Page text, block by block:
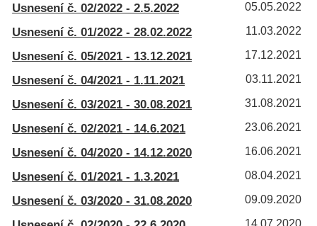
05.05.2022
Usnesení č. 02/2022 - 2.5.2022
11.03.2022
Usnesení č. 01/2022 - 28.02.2022
17.12.2021
Usnesení č. 05/2021 - 13.12.2021
03.11.2021
Usnesení č. 04/2021 - 1.11.2021
31.08.2021
Usnesení č. 03/2021 - 30.08.2021
23.06.2021
Usnesení č. 02/2021 - 14.6.2021
16.06.2021
Usnesení č. 04/2020 - 14.12.2020
08.04.2021
Usnesení č. 01/2021 - 1.3.2021
09.09.2020
Usnesení č. 03/2020 - 31.08.2020
14.07.2020